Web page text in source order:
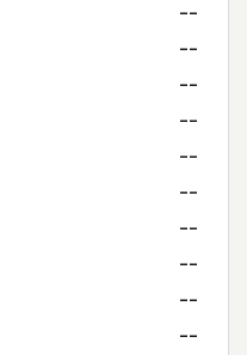
--
--
--
--
--
--
--
--
--
--